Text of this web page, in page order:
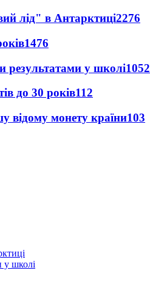
лід" в Антарктиці2276
1476
результатами у школі1052
до 30 років112
відому монету країни103
у школі